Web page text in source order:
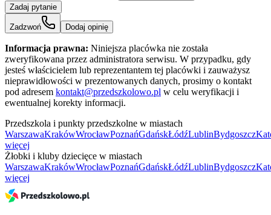
Zadaj pytanie
Zadzwoń Dodaj opinię
Informacja prawna: Niniejsza placówka nie została
zweryfikowana przez administratora serwisu. W przypadku, gdy
jesteś właścicielem lub reprezentantem tej placówki i zauważysz
nieprawidłowości w prezentowanych danych, prosimy o kontakt
pod adresem kontakt@przedszkolowo.pl w celu weryfikacji i
ewentualnej korekty informacji.
Przedszkola i punkty przedszkolne w miastach
WarszawaKrakówWrocławPoznańGdańskŁódźLublinBydgoszcz
więcej
Żłobki i kluby dziecięce w miastach
WarszawaKrakówWrocławPoznańGdańskŁódźLublinBydgoszcz
więcej